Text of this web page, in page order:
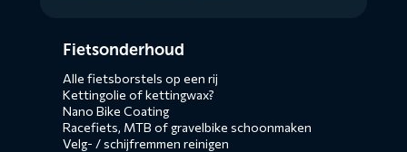
menusFietsonderhoud
Alle fietsborstels op een rij
Kettingolie of kettingwax?
Nano Bike Coating
Racefiets, MTB of gravelbike schoonmaken
Velg- / schijfremmen reinigen